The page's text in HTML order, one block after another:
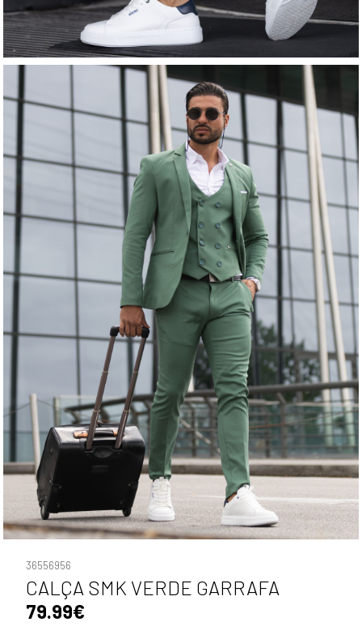
36556956
CALÇA SMK VERDE GARRAFA
79.99€